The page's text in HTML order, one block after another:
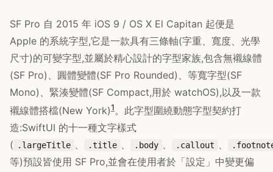
SF Pro 自 2015 年 iOS 9 / OS X El Capitan 起便是
Apple 的系統字型,它是一款具有三條軸(字重、寬度、光學
尺寸)的可變字型,並屬於精心設計的字型家族,包含無襯線體
(SF Pro)、圓體變體(SF Pro Rounded)、等寬字型(SF
Mono)、緊湊變體(SF Compact,用於 watchOS),以及一款
襯線體搭檔(New York)1。此字型圍繞動態字型契約打
造:SwiftUI 的十一種文字樣式
(
.largeTitle 、 .title 、 .body 、 .callout 、
等)預設皆使用 SF Pro,並會在使用者於「設定」中變更偏